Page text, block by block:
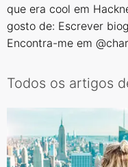
que era cool em
gosto de: Escrever
Encontra-me em
Todos os artigos